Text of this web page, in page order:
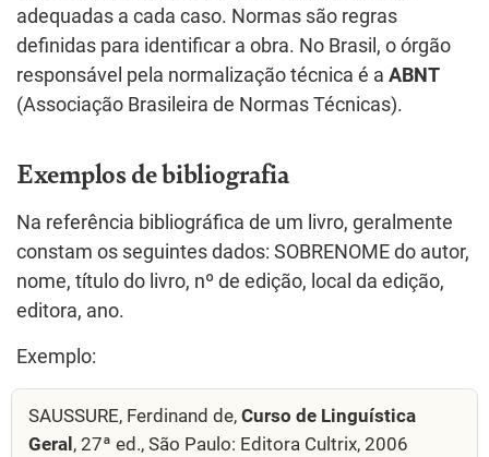
adequadas a cada caso. Normas são regras
definidas para identificar a obra. No Brasil, o órgão
responsável pela normalização técnica é a ABNT
(Associação Brasileira de Normas Técnicas).
Exemplos de bibliografia
Na referência bibliográfica de um livro, geralmente
constam os seguintes dados: SOBRENOME do autor,
nome, título do livro, nº de edição, local da edição,
editora, ano.
Exemplo:
SAUSSURE, Ferdinand de, Curso de Linguística
Geral , 27ª ed., São Paulo: Editora Cultrix, 2006